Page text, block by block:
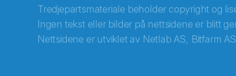
Tredjepartsmateriale beholder copyright og
Ingen tekst eller bilder på nettsidene er blitt
Nettsidene er utviklet av Netlab AS, Bitfarm AS
Recaptcha